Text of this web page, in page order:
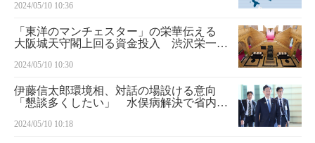
2024/05/10 10:36
「東洋のマンチェスター」の栄華伝える
大阪城天守閣上回る資金投入 渋沢栄一も
㊦ 綿業会館（１９３１年）
2024/05/10 10:30
伊藤信太郎環境相、対話の場設ける意向
「懇談多くしたい」 水俣病解決で省内体
2024/05/10 10:18